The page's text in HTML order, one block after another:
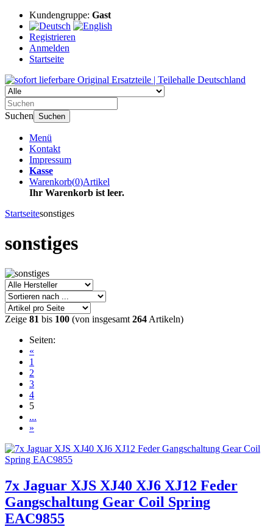
Kundengruppe: Gast
Registrieren
Anmelden
Startseite
Suchen Suchen
Menü
Kontakt
Impressum
Kasse
Warenkorb(0)Artikel
Ihr Warenkorb ist leer.
Startseitesonstiges
sonstiges
Zeige 81 bis 100 (von insgesamt 264 Artikeln)
Seiten:
«
1
2
3
4
5
...
»
7x Jaguar XJS XJ40 XJ6 XJ12 Feder
Gangschaltung Gear Coil Spring
EAC9855